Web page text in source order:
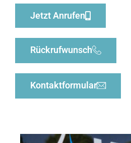
Jetzt Anrufen
Rückrufwunsch
Kontaktformular